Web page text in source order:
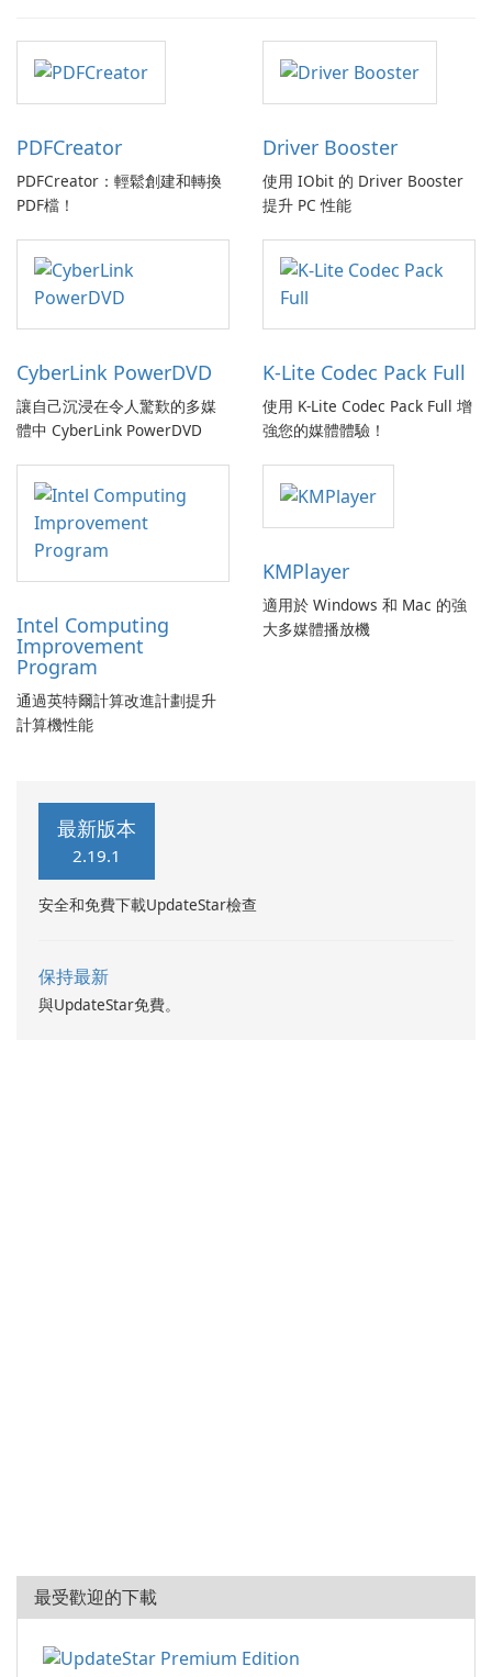
PDFCreator
PDFCreator：輕鬆創建和轉換
PDF檔！
Driver Booster
使用 IObit 的 Driver Booster
提升 PC 性能
CyberLink PowerDVD
讓自己沉浸在令人驚歎的多媒
體中 CyberLink PowerDVD
K-Lite Codec Pack Full
使用 K-Lite Codec Pack Full 增
強您的媒體體驗！
Intel Computing
Improvement
Program
通過英特爾計算改進計劃提升
計算機性能
KMPlayer
適用於 Windows 和 Mac 的強
大多媒體播放機
最新版本
2.19.1
安全和免費下載UpdateStar檢查
保持最新
與UpdateStar免費。
最受歡迎的下載